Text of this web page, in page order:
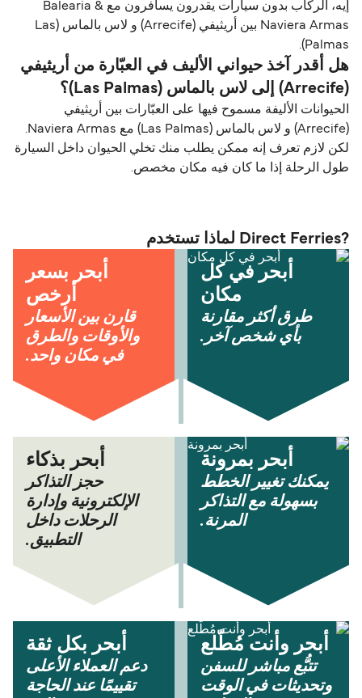
إيه، الركاب بدون سيارات يقدرون يسافرون مع Balearia &
Naviera Armas بين أريثيفي (Arrecife) و لاس بالماس (Las
Palmas).
هل أقدر آخذ حيواني الأليف في العبّارة من أريثيفي
(Arrecife) إلى لاس بالماس (Las Palmas)؟
الحيوانات الأليفة مسموح فيها على العبّارات بين أريثيفي
(Arrecife) و لاس بالماس (Las Palmas) مع Naviera Armas.
لكن لازم تعرف إنه ممكن يطلب منك تخلي الحيوان داخل السيارة
طول الرحلة إذا ما كان فيه مكان مخصص.
?Direct Ferries لماذا تستخدم
أبحر في كل
مكان
طرق أكثر مقارنة
بأي شخص آخر.
أبحر بسعر
أرخص
قارن بين الأسعار
والأوقات والطرق
في مكان واحد.
أبحر بمرونة
يمكنك تغيير الخطط
بسهولة مع التذاكر
المرنة.
أبحر بذكاء
حجز التذاكر
الإلكترونية وإدارة
الرحلات داخل
التطبيق.
أبحر وأنت مُطّلع
تتبُّع مباشر للسفن
وتحديثات في الوقت
أبحر بكل ثقة
دعم العملاء الأعلى
تقييمًا عند الحاجة